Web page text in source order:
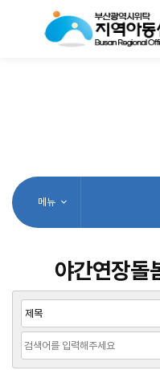
메뉴
야간연장돌